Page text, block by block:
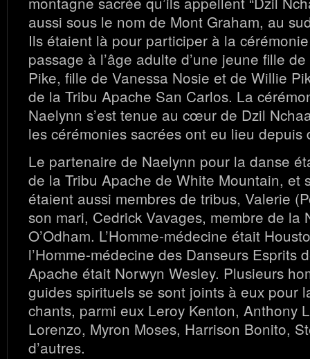
aussi sous le nom de Mont Graham, au
Ils étaient là pour participer à la
passage à l’âge adulte d’une jeune fille
Pike, fille de Vanessa Nosie et de Willie
de la Tribu Apache San Carlos. La
Naelynn s’est tenue au cœur de Dzil
les cérémonies sacrées ont eu lieu depuis
Le partenaire de Naelynn pour la danse
de la Tribu Apache de White Mountain, et
étaient aussi membres de tribus, Valerie
son mari, Cedrick Vavages, membre de la
O’Odham. L’Homme-médecine était
l’Homme-médecine des Danseurs Esprits
Apache était Norwyn Wesley. Plusieurs
guides spirituels se sont joints à eux pour
chants, parmi eux Leroy Kenton, Anthony
Lorenzo, Myron Moses, Harrison Bonito,
d’autres.